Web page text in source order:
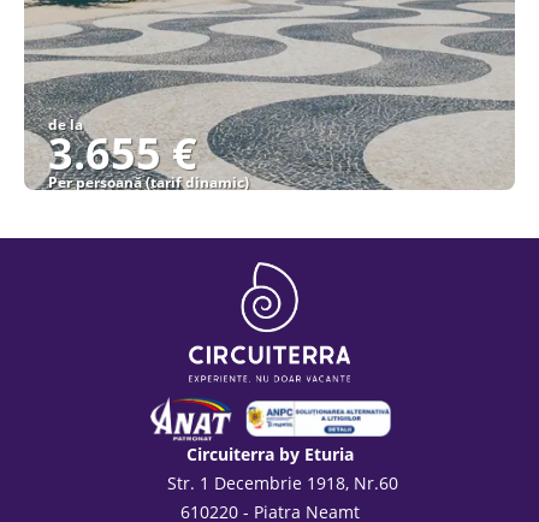
de la
3.655 €
Per persoană (tarif dinamic)
Circuiterra by Eturia
Str. 1 Decembrie 1918, Nr.60
610220 - Piatra Neamt